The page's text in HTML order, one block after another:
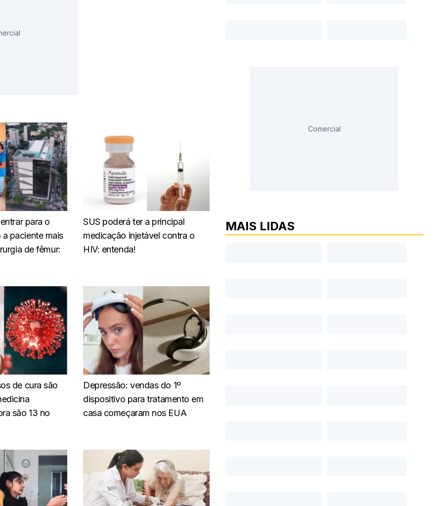
para o
paciente mais
de fêmur:
SUS poderá ter a principal
medicação injetável contra o
HIV: entenda!
de cura são
são 13 no
Depressão: vendas do 1º
dispositivo para tratamento em
casa começaram nos EUA
Comercial
MAIS LIDAS